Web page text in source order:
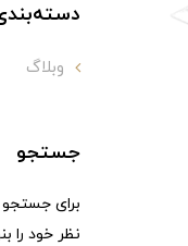
وبلاگ
جستجو
برای
نظر خود را